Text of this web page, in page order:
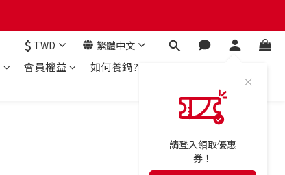
$ TWD 繁體中文
請登入領取優惠
券！
會員權益 如何養鍋?